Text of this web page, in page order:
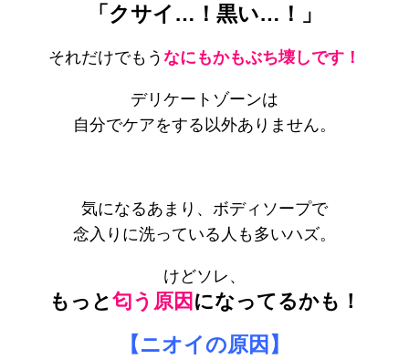
「クサイ…！黒い…！」
それだけでもう なにもかもぶち壊しです！
デリケートゾーンは
自分でケアをする以外ありません。
気になるあまり、ボディソープで
念入りに洗っている人も多いハズ。
けどソレ、
もっと匂う原因 になってるかも！
【ニオイの原因】